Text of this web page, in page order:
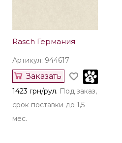
Rasch Германия
Артикул: 944617
Заказать
1423 грн/рул. Под заказ,
срок поставки до 1,5
мес.